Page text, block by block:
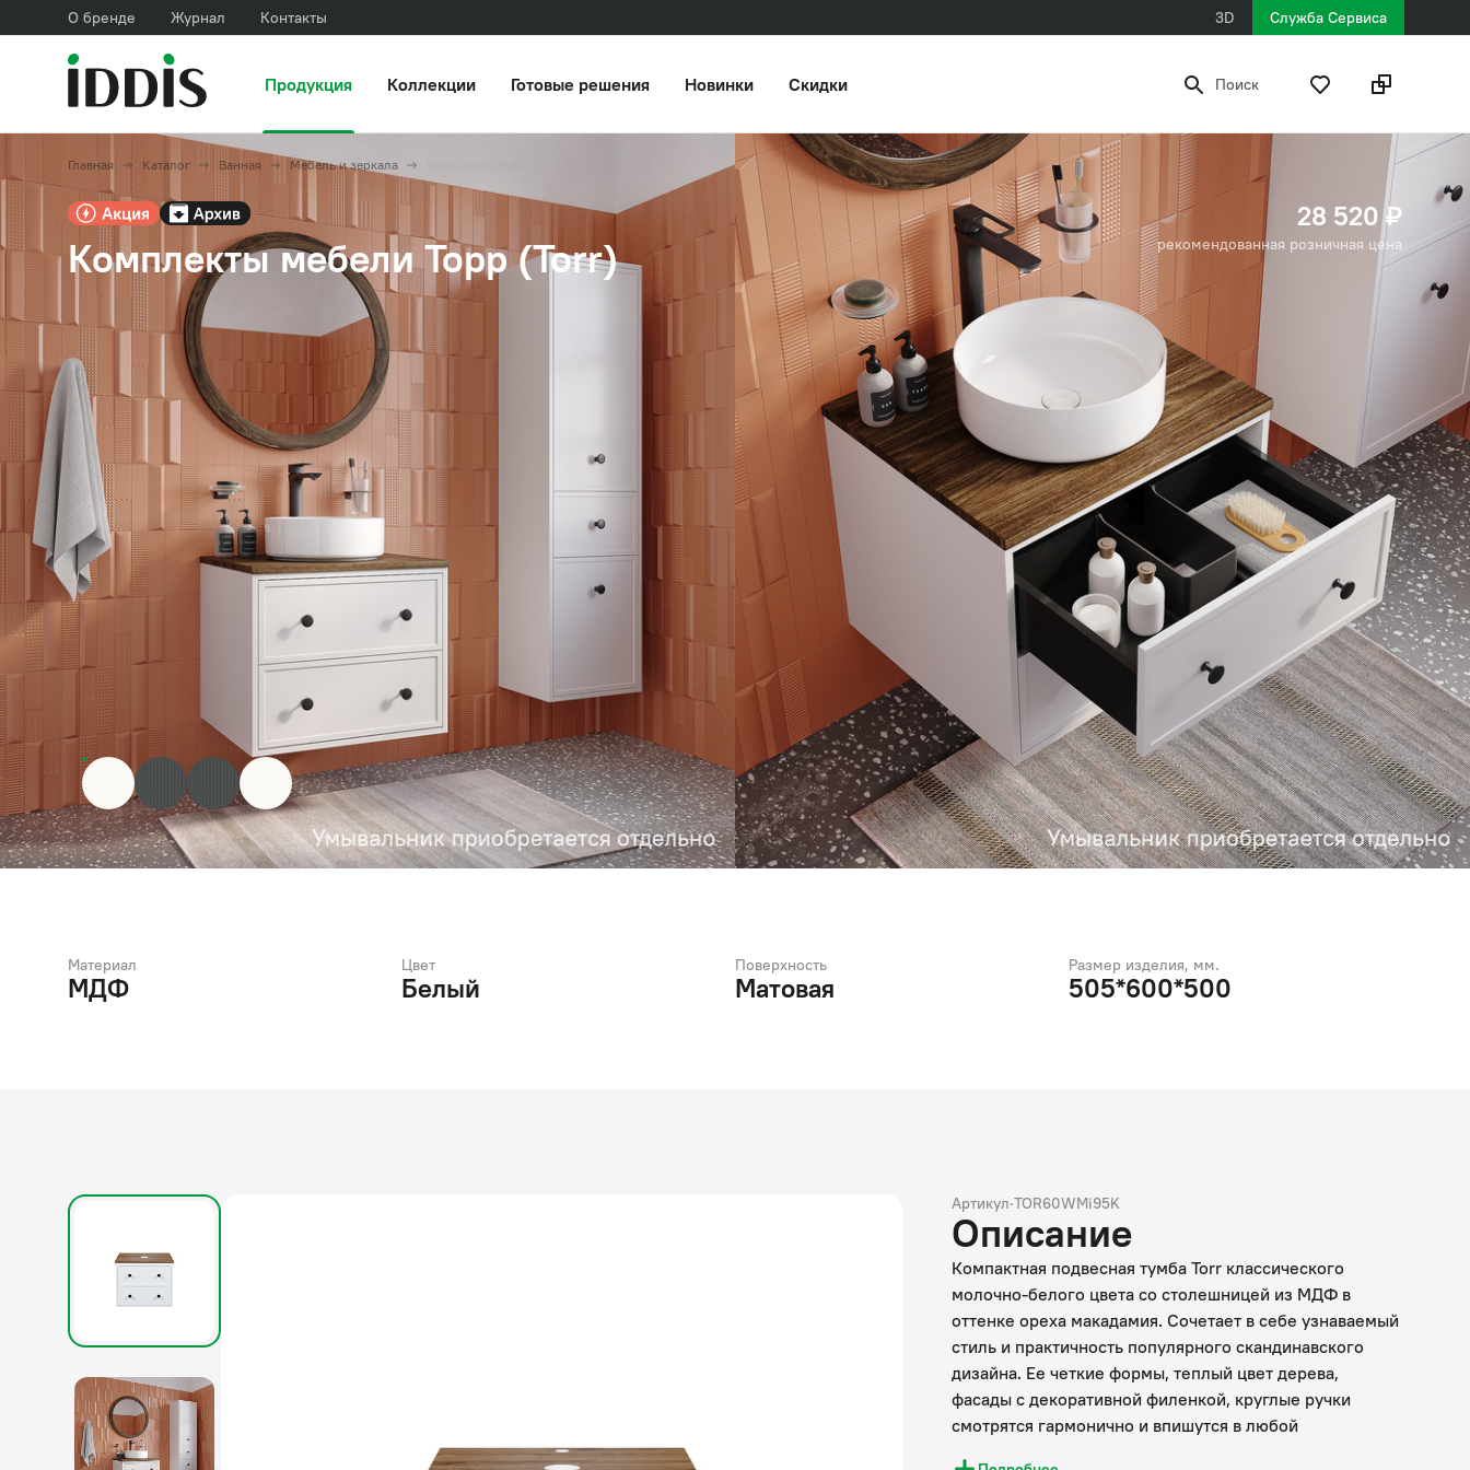
О бренде Журнал Контакты 3D Служба Сервиса
Продукция Коллекции Готовые решения Новинки Скидки Поиск
Главная Каталог Ванная Мебель и зеркала
Комплекты мебели Торр (Torr)
28 520 ₽
рекомендованная розничная цена
Материал
МДФ
Цвет
Белый
Поверхность
Матовая
Размер изделия, мм.
505*600*500
Артикул·TOR60WMi95K
Описание
Компактная подвесная тумба Torr классического
молочно-белого цвета со столешницей из МДФ в
оттенке ореха макадамия. Сочетает в себе узнаваемый
стиль и практичность популярного скандинавского
дизайна. Ее четкие формы, теплый цвет дерева,
фасады с декоративной филенкой, круглые ручки
смотрятся гармонично и впишутся в любой